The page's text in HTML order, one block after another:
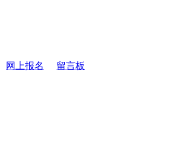
网上报名 留言板